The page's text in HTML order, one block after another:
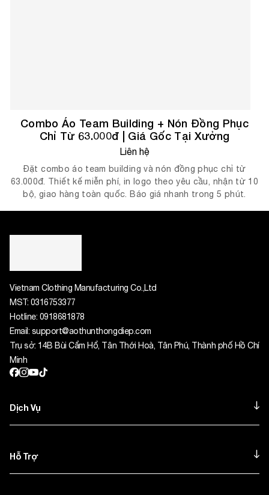
Combo Áo Team Building + Nón Đồng Phục
Chỉ Từ 63.000đ | Giá Gốc Tại Xưởng
Liên hệ
Đặt combo áo team building và nón đồng phục chỉ từ
63.000đ. Thiết kế miễn phí, in logo theo yêu cầu, nhận từ 10
bộ, giao hàng toàn quốc. Báo giá nhanh trong 5 phút.
Vietnam Clothing Manufacturing Co.,Ltd
MST: 0316753377
Hotline: 0918681878
Email: support@aothunthongdiep.com
Trụ sở: 14B Bùi Cẩm Hổ, Tân Thới Hoà, Tân Phú, Thành phố Hồ Chí
Minh
Dịch Vụ
Hỗ Trợ